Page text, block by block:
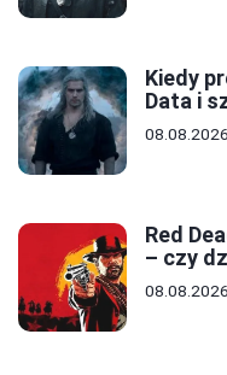
Kiedy
Data i
08.08.2026
Red
– czy
08.08.2026